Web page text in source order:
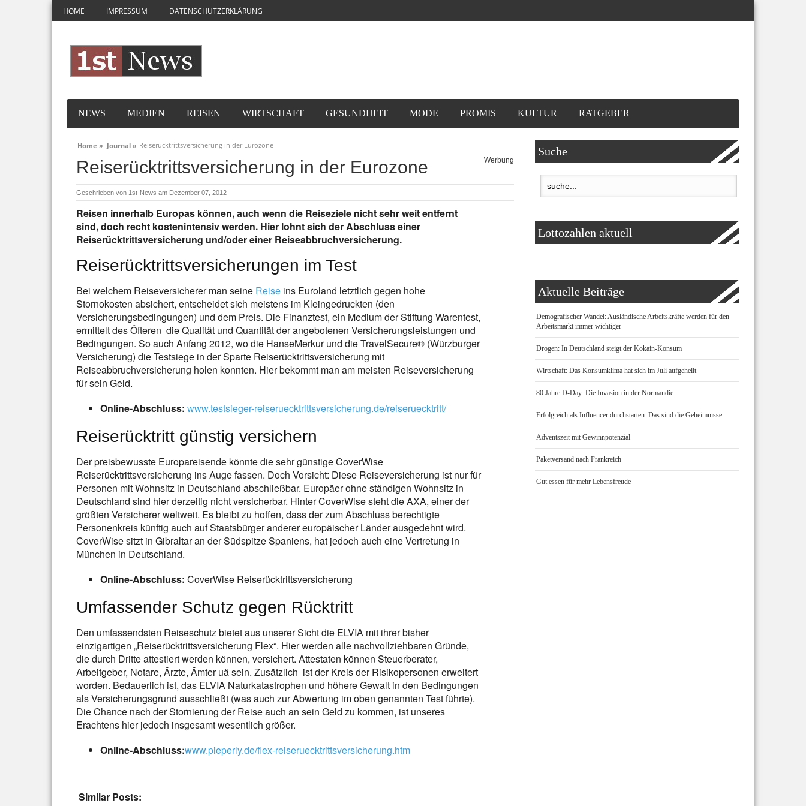
HOME IMPRESSUM DATENSCHUTZERKLÄRUNG
NEWS MEDIEN REISEN WIRTSCHAFT GESUNDHEIT MODE PROMIS KULTUR RATGEBER
Home » Journal » Reiserücktrittsversicherung in der Eurozone
Reiserücktrittsversicherung in der Eurozone Werbung
Geschrieben von 1st-News am Dezember 07, 2012
Reisen innerhalb Europas können, auch wenn die Reiseziele nicht sehr weit entfernt
sind, doch recht kostenintensiv werden. Hier lohnt sich der Abschluss einer
Reiserücktrittsversicherung und/oder einer Reiseabbruchversicherung.
Reiserücktrittsversicherungen im Test
Bei welchem Reiseversicherer man seine Reise ins Euroland letztlich gegen hohe
Stornokosten absichert, entscheidet sich meistens im Kleingedruckten (den
Versicherungsbedingungen) und dem Preis. Die Finanztest, ein Medium der Stiftung Warentest,
ermittelt des Öfteren die Qualität und Quantität der angebotenen Versicherungsleistungen und
Bedingungen. So auch Anfang 2012, wo die HanseMerkur und die TravelSecure® (Würzburger
Versicherung) die Testsiege in der Sparte Reiserücktrittsversicherung mit
Reiseabbruchversicherung holen konnten. Hier bekommt man am meisten Reiseversicherung
für sein Geld.
Online-Abschluss: www.testsieger-reiseruecktrittsversicherung.de/reiseruecktritt/
Reiserücktritt günstig versichern
Der preisbewusste Europareisende könnte die sehr günstige CoverWise
Reiserücktrittsversicherung ins Auge fassen. Doch Vorsicht: Diese Reiseversicherung ist nur für
Personen mit Wohnsitz in Deutschland abschließbar. Europäer ohne ständigen Wohnsitz in
Deutschland sind hier derzeitig nicht versicherbar. Hinter CoverWise steht die AXA, einer der
größten Versicherer weltweit. Es bleibt zu hoffen, dass der zum Abschluss berechtigte
Personenkreis künftig auch auf Staatsbürger anderer europäischer Länder ausgedehnt wird.
CoverWise sitzt in Gibraltar an der Südspitze Spaniens, hat jedoch auch eine Vertretung in
München in Deutschland.
Online-Abschluss: CoverWise Reiserücktrittsversicherung
Umfassender Schutz gegen Rücktritt
Den umfassendsten Reiseschutz bietet aus unserer Sicht die ELVIA mit ihrer bisher
einzigartigen „Reiserücktrittsversicherung Flex“. Hier werden alle nachvollziehbaren Gründe,
die durch Dritte attestiert werden können, versichert. Attestaten können Steuerberater,
Arbeitgeber, Notare, Ärzte, Ämter uä sein. Zusätzlich ist der Kreis der Risikopersonen erweitert
worden. Bedauerlich ist, das ELVIA Naturkatastrophen und höhere Gewalt in den Bedingungen
als Versicherungsgrund ausschließt (was auch zur Abwertung im oben genannten Test führte).
Die Chance nach der Stornierung der Reise auch an sein Geld zu kommen, ist unseres
Erachtens hier jedoch insgesamt wesentlich größer.
Online-Abschluss:www.pieperly.de/flex-reiseruecktrittsversicherung.htm
Similar Posts:
Suche
Lottozahlen aktuell
Aktuelle Beiträge
Demografischer Wandel: Ausländische Arbeitskräfte werden für den
Arbeitsmarkt immer wichtiger
Drogen: In Deutschland steigt der Kokain-Konsum
Wirtschaft: Das Konsumklima hat sich im Juli aufgehellt
80 Jahre D-Day: Die Invasion in der Normandie
Erfolgreich als Influencer durchstarten: Das sind die Geheimnisse
Adventszeit mit Gewinnpotenzial
Paketversand nach Frankreich
Gut essen für mehr Lebensfreude